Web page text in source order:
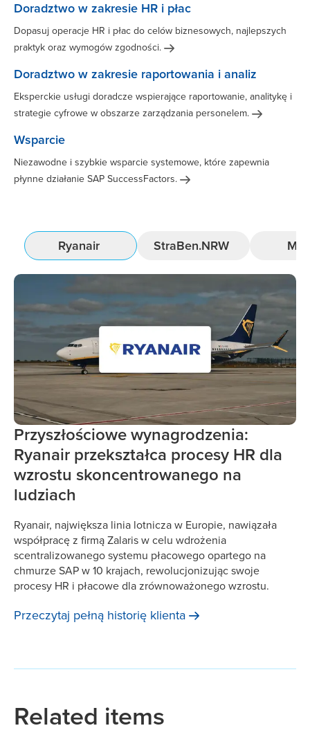
Doradztwo w zakresie HR i płac
Dopasuj operacje HR i płac do celów biznesowych, najlepszych
praktyk oraz wymogów zgodności.
Doradztwo w zakresie raportowania i analiz
Eksperckie usługi doradcze wspierające raportowanie, analitykę i
strategie cyfrowe w obszarze zarządzania personelem.
Wsparcie
Niezawodne i szybkie wsparcie systemowe, które zapewnia
płynne działanie SAP SuccessFactors.
Ryanair StraBen.NRW
Przyszłościowe wynagrodzenia:
Ryanair przekształca procesy HR dla
wzrostu skoncentrowanego na
ludziach
Ryanair, największa linia lotnicza w Europie, nawiązała
współpracę z firmą Zalaris w celu wdrożenia
scentralizowanego systemu płacowego opartego na
chmurze SAP w 10 krajach, rewolucjonizując swoje
procesy HR i płacowe dla zrównoważonego wzrostu.
Przeczytaj pełną historię klienta
Related items